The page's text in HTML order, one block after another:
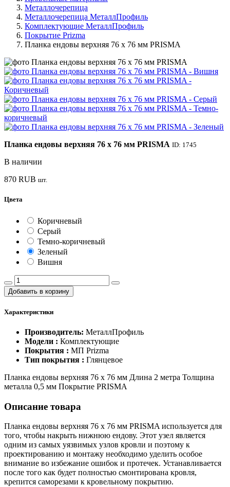
Металлочерепица
Металлочерепица МеталлПрофиль
Комплектующие МеталлПрофиль
Покрытие Prizma
Планка ендовы верхняя 76 х 76 мм PRISMA
Планка ендовы верхняя 76 х 76 мм PRISMA ID: 1745
В наличии
870 RUB шт.
Цвета
Коричневый
Серый
Темно-коричневый
Зеленый
Вишня
Добавить в корзину
Характеристики
Производитель: МеталлПрофиль
Модели : Комплектующие
Покрытия : МП Prizma
Тип покрытия : Глянцевое
Планка ендовы верхняя 76 х 76 мм Длина 2 метра Толщина
металла 0,5 мм Покрытие PRISMA
Описание товара
Планка ендовы верхняя 76 х 76 мм PRISMA используется для
того, чтобы накрыть нижнюю ендову. Этот узел является
одним из самых уязвимых узлов кровли и поэтому к
проектированию и монтажу необходимо уделить особое
внимание во избежание ошибок и протечек. Устанавливается
после того как будет полностью смонтирована кровля,
крепится саморезами к кровельному покрытию.